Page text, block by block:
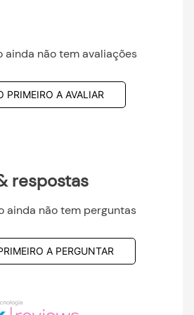
ainda não tem avaliações
PRIMEIRO A AVALIAR
respostas
ainda não tem perguntas
A PERGUNTAR